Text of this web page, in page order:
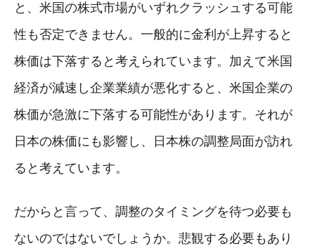
と、米国の株式市場がいずれクラッシュする可能
性も否定できません。一般的に金利が上昇すると
株価は下落すると考えられています。加えて米国
経済が減速し企業業績が悪化すると、米国企業の
株価が急激に下落する可能性があります。それが
日本の株価にも影響し、日本株の調整局面が訪れ
ると考えています。
だからと言って、調整のタイミングを待つ必要も
ないのではないでしょうか。悲観する必要もあり